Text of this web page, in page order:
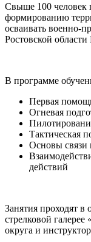
Свыше 100 человек
формированию
осваивать военно-
Ростовской
В программе
Первая
Огневая
Тактическая
Основы связи
действий
Занятия проходят в
стрелковой
округа и